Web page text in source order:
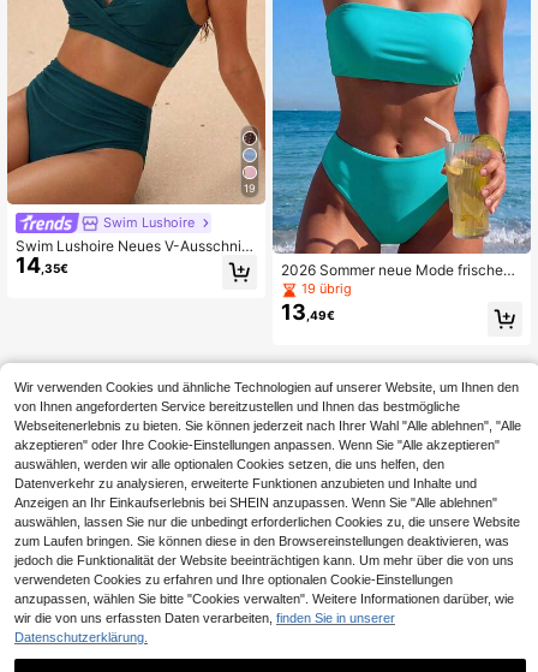
19
Swim Lushoire
Swim Lushoire Neues V-Ausschnitt
Einfarbig Bikini-Set mit hoher Taille,
2 Stücke, Strandoutfit für Frauen im
14 ,35€
2026 Sommer neue Mode frisches
See-Blau trägerlose Bandeau Bade
anzug hohe Taille Retro-Stil Hot Gir
l Zweiteiler Bikini Set Urlaub Strand
19 übrig
13 ,49€
Wir verwenden Cookies und ähnliche Technologien auf unserer Website, um Ihnen den
von Ihnen angeforderten Service bereitzustellen und Ihnen das bestmögliche
Webseitenerlebnis zu bieten. Sie können jederzeit nach Ihrer Wahl "Alle ablehnen", "Alle
akzeptieren" oder Ihre Cookie-Einstellungen anpassen. Wenn Sie "Alle akzeptieren"
auswählen, werden wir alle optionalen Cookies setzen, die uns helfen, den
Datenverkehr zu analysieren, erweiterte Funktionen anzubieten und Inhalte und
Anzeigen an Ihr Einkaufserlebnis bei SHEIN anzupassen. Wenn Sie "Alle ablehnen"
auswählen, lassen Sie nur die unbedingt erforderlichen Cookies zu, die unsere Website
zum Laufen bringen. Sie können diese in den Browsereinstellungen deaktivieren, was
jedoch die Funktionalität der Website beeinträchtigen kann. Um mehr über die von uns
verwendeten Cookies zu erfahren und Ihre optionalen Cookie-Einstellungen
anzupassen, wählen Sie bitte "Cookies verwalten". Weitere Informationen darüber, wie
wir die von uns erfassten Daten verarbeiten, finden Sie in unserer
Datenschutzerklärung.